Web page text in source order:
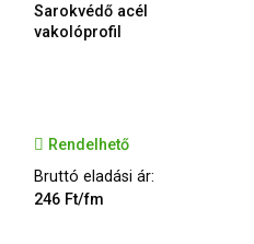
Sarokvédő acél
vakolóprofil
Rendelhető
Bruttó eladási ár:
246 Ft/fm